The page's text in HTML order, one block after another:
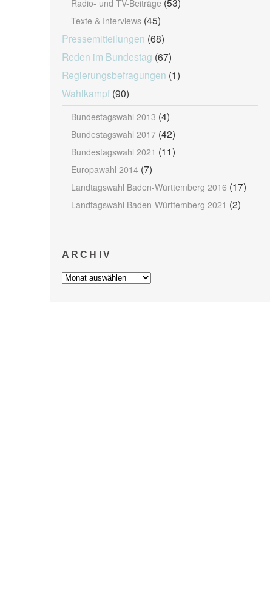
Radio- und TV-Beiträge
Texte & Interviews(45)
Pressemitteilungen (68)
Reden im Bundestag (67)
Regierungsbefragungen (1)
Wahlkampf(90)
Bundestagswahl 2013 (4)
Bundestagswahl 2017(42)
Bundestagswahl 2021 (11)
Europawahl 2014(7)
Landtagswahl Baden-Württemberg 2016 (17)
Landtagswahl Baden-Württemberg 2021 (2)
ARCHIV
Archiv